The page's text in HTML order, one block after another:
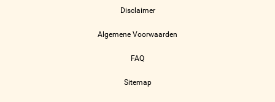
Disclaimer
Algemene Voorwaarden
FAQ
Sitemap